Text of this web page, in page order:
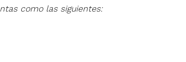
como las siguientes: